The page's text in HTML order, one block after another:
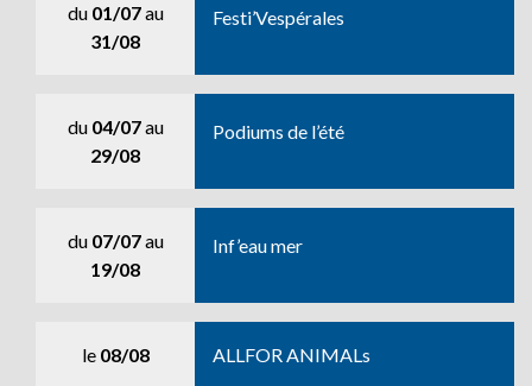
du 01/07au
31/08
Festi’Vespérales
du 04/07au
29/08
Podiums de l’été
du 07/07au
19/08
Inf’eau mer
le 08/08 ALLFOR ANIMALs